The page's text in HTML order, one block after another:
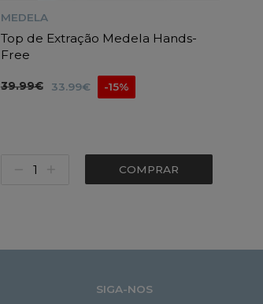
MEDELA
Top de Extração Medela Hands-
Free
39.99€ 33.99€ -15%
COMPRAR
SIGA-NOS